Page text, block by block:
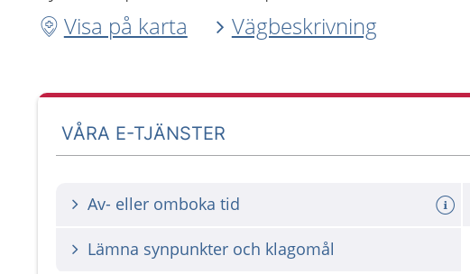
Visa på karta
Vägbeskrivning
VÅRA E-TJÄNSTER
Av- eller omboka tid
Lämna synpunkter och klagomål